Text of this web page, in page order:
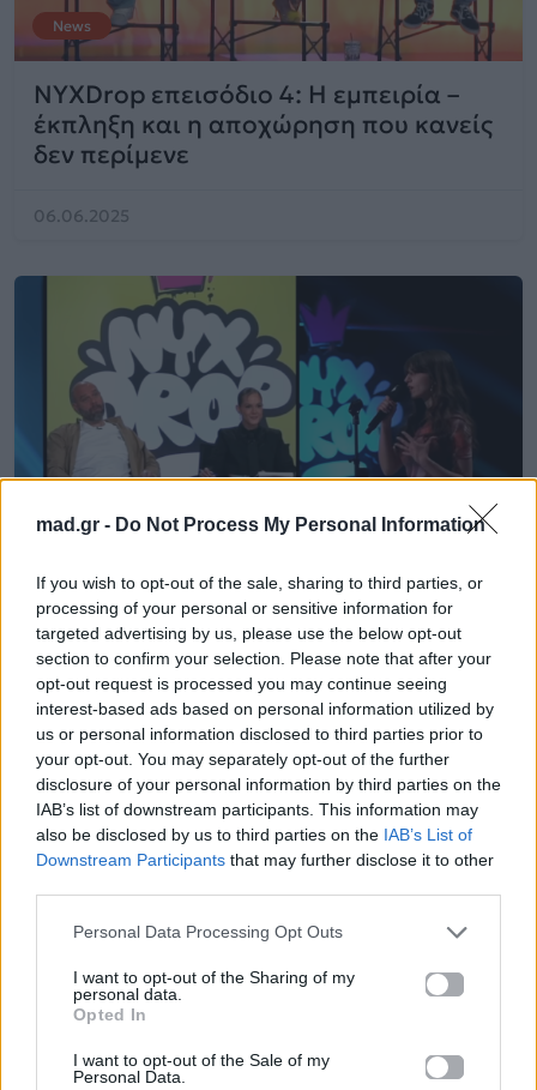
mad.gr - Do Not Process My Personal Information
If you wish to opt-out of the sale, sharing to third parties, or
processing of your personal or sensitive information for
targeted advertising by us, please use the below opt-out
section to confirm your selection. Please note that after your
opt-out request is processed you may continue seeing
interest-based ads based on personal information utilized by
us or personal information disclosed to third parties prior to
your opt-out. You may separately opt-out of the further
disclosure of your personal information by third parties on the
IAB’s list of downstream participants. This information may
also be disclosed by us to third parties on the IAB’s List of
Downstream Participants that may further disclose it to other
Personal Data Processing Opt Outs
I want to opt-out of the Sharing of my
personal data.
Opted In
I want to opt-out of the Sale of my
Personal Data.
News
NYXDrop επεισόδιο 4: Η εμπειρία –
έκπληξη και η αποχώρηση που κανείς
δεν περίμενε
06.06.2025
NYXDrop: Τι είδαμε στα πρώτα 3
επεισόδια- Οι 6 διαγωνιζόμενοι που
πέρασαν στην επόμενη φάση και το 1o
challenge
03.06.2025